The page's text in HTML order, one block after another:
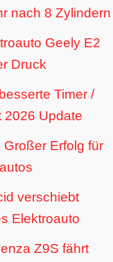
nach 8 Zylindern
Geely E2
Druck
Timer /
2026 Update
Erfolg für
verschiebt
Elektroauto
Z9S fährt